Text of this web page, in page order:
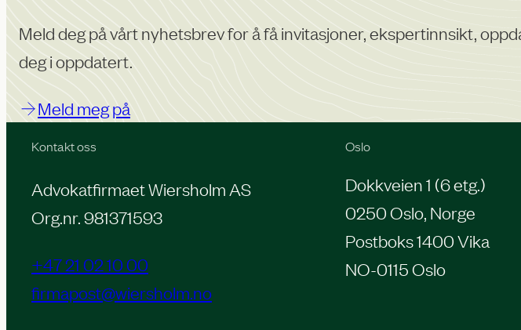
Meld deg på vårt nyhetsbrev for å få invitasjoner, ekspertinnsikt,
deg i oppdatert.
Meld meg på
Kontakt oss
Advokatfirmaet Wiersholm AS
Org.nr. 981371593
+47 21 02 10 00
firmapost@wiersholm.no
Oslo
Dokkveien 1 (6 etg.)
0250 Oslo, Norge
Postboks 1400 Vika
NO-0115 Oslo